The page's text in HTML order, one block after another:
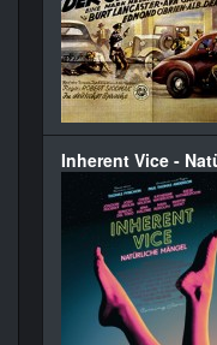
Inherent Vice -